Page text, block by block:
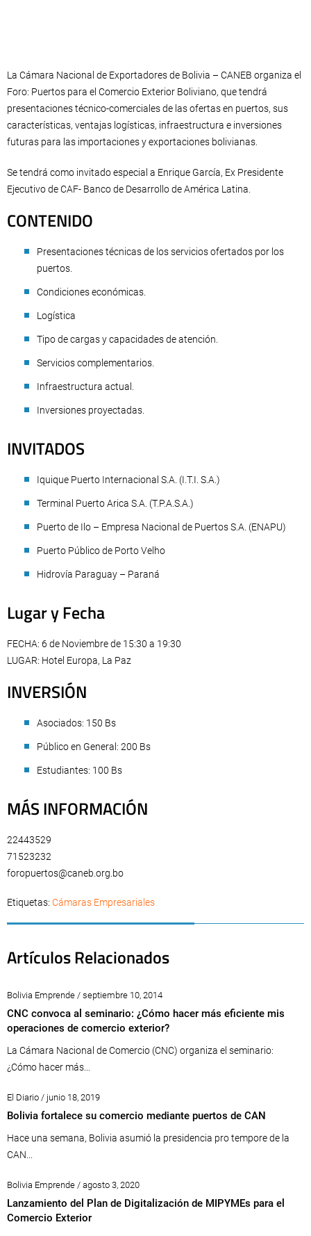
La Cámara Nacional de Exportadores de Bolivia – CANEB organiza el
Foro: Puertos para el Comercio Exterior Boliviano, que tendrá
presentaciones técnico-comerciales de las ofertas en puertos, sus
características, ventajas logísticas, infraestructura e inversiones
futuras para las importaciones y exportaciones bolivianas.
Se tendrá como invitado especial a Enrique García, Ex Presidente
Ejecutivo de CAF- Banco de Desarrollo de América Latina.
CONTENIDO
Presentaciones técnicas de los servicios ofertados por los
puertos.
Condiciones económicas.
Logística
Tipo de cargas y capacidades de atención.
Servicios complementarios.
Infraestructura actual.
Inversiones proyectadas.
INVITADOS
Iquique Puerto Internacional S.A. (I.T.I. S.A.)
Terminal Puerto Arica S.A. (T.P.A.S.A.)
Puerto de Ilo – Empresa Nacional de Puertos S.A. (ENAPU)
Puerto Público de Porto Velho
Hidrovía Paraguay – Paraná
Lugar y Fecha
FECHA: 6 de Noviembre de 15:30 a 19:30
LUGAR: Hotel Europa, La Paz
INVERSIÓN
Asociados: 150 Bs
Público en General: 200 Bs
Estudiantes: 100 Bs
MÁS INFORMACIÓN
22443529
71523232
foropuertos@caneb.org.bo
Etiquetas: Cámaras Empresariales
Artículos Relacionados
Bolivia Emprende / septiembre 10, 2014
CNC convoca al seminario: ¿Cómo hacer más eficiente mis
operaciones de comercio exterior?
La Cámara Nacional de Comercio (CNC) organiza el seminario:
¿Cómo hacer más...
El Diario / junio 18, 2019
Bolivia fortalece su comercio mediante puertos de CAN
Hace una semana, Bolivia asumió la presidencia pro tempore de la
CAN...
Bolivia Emprende / agosto 3, 2020
Lanzamiento del Plan de Digitalización de MIPYMEs para el
Comercio Exterior